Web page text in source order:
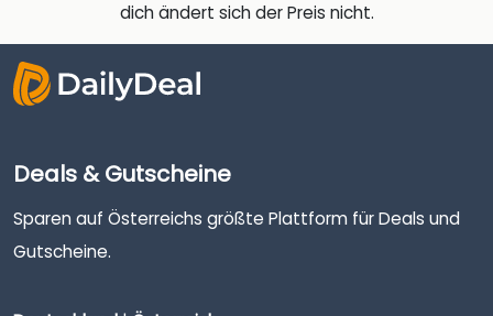
dich ändert sich der Preis nicht.
Deals & Gutscheine
Sparen auf Österreichs größte Plattform für Deals und
Gutscheine.